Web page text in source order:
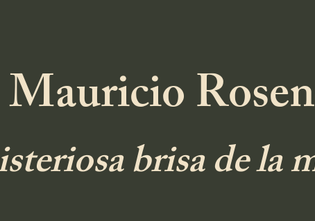
Mauricio
brisa de la